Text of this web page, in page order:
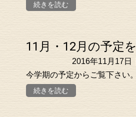
続きを読む
11月・12月の予定
2016年11月17日
今学期の予定からご覧下さい。
続きを読む